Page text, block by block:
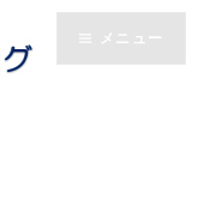
メニュー